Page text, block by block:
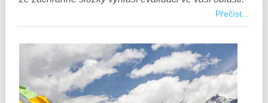
Přečíst...